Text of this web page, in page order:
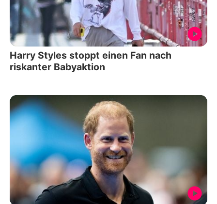
Harry Styles stoppt einen Fan nach
riskanter Babyaktion